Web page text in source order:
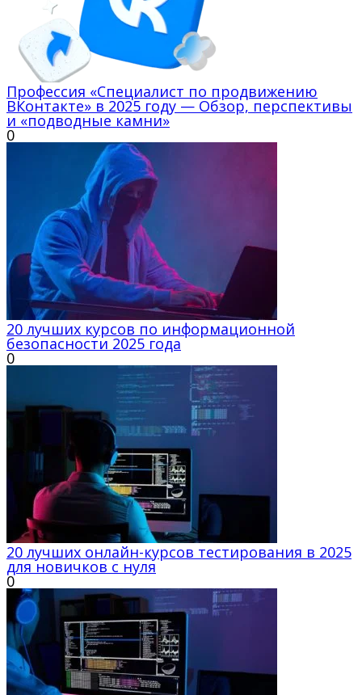
Профессия «Специалист по продвижению
ВКонтакте» в 2025 году — Обзор, перспективы
и «подводные камни»
0
20 лучших курсов по информационной
безопасности 2025 года
0
20 лучших онлайн-курсов тестирования в 2025
для новичков с нуля
0